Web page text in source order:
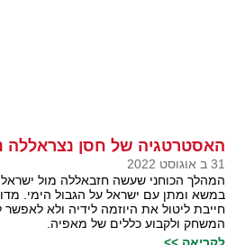
האסטרטגיה של חסן נצראללה
31 ב אוגוסט 2022
המהלך הכוחני שעשה חזבאללה מול ישראל
במשא ומתן עם ישראל על הגבול הימי.
חייבת ליטול את היוזמה לידיה ולא
המשחק ולקבוע כללים של מאפיה.